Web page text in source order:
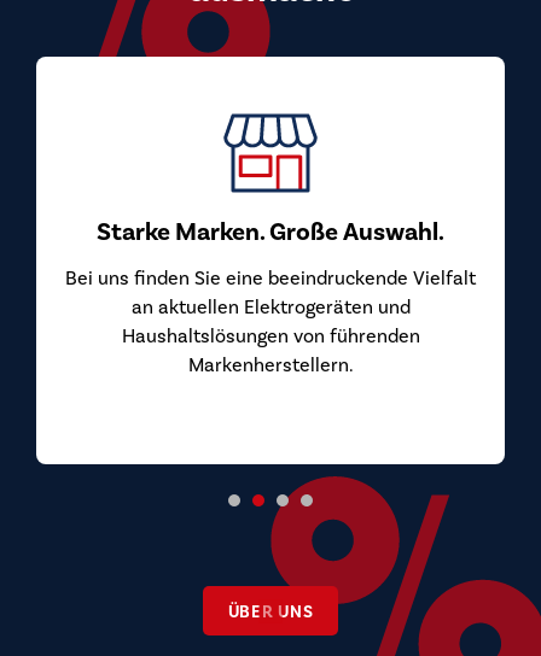
Top Preis-Leistungs-Verhältnis
Bei uns kaufen Sie Markengeräte zu Preisen, die
überzeugen. Wir beziehen unsere Geräte direkt
Sie weiter.
ÜBER UNS